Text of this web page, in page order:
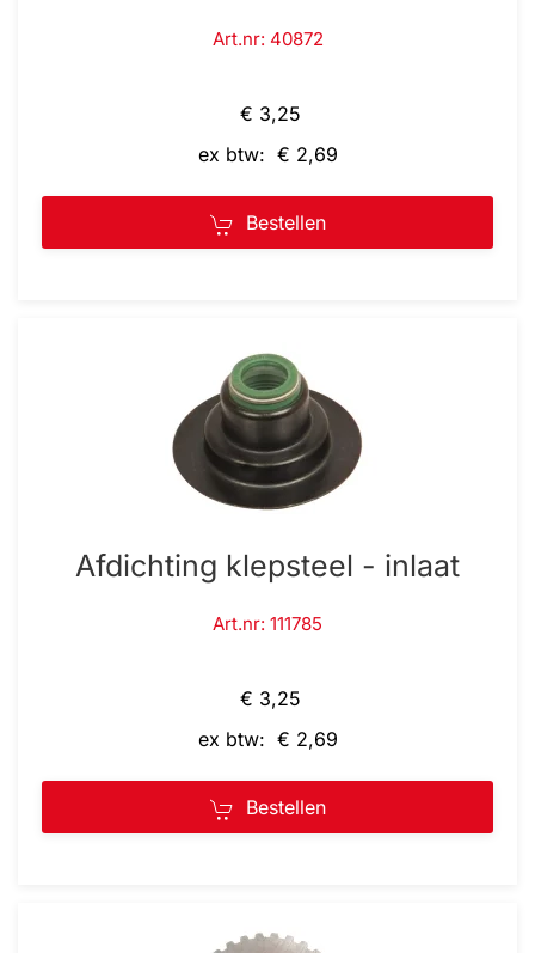
Art.nr: 40872
€ 3,25
ex btw: € 2,69
Bestellen
Afdichting klepsteel - inlaat
Art.nr: 111785
€ 3,25
ex btw: € 2,69
Bestellen